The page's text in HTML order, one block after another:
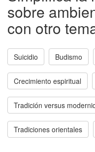
sobre
con otro
Suicidio Budismo
Crecimiento espiritual
Tradición versus
Tradiciones orientales